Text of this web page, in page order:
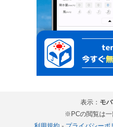
表示： モ
※PCの閲覧は一